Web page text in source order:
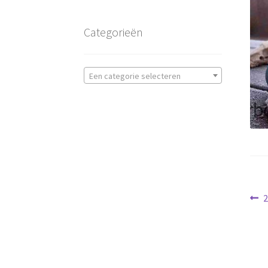
Categorieën
Een categorie selecteren